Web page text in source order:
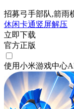
招募弓手部队,箭雨
休闲卡通竖屏解压
立即下载
官方正版
使用小米游戏中心